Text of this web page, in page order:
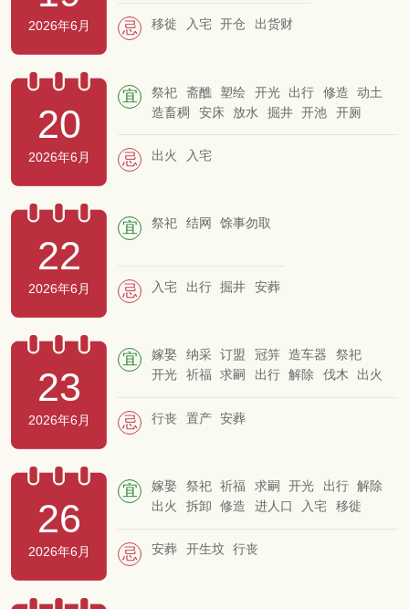
2026年6月 忌 移徙 入宅 开仓 出货财
20
2026年6月
宜 祭祀 斋醮 塑绘 开光 出行 修造
动土
造畜稠
安床 放水 掘井 开池
开厕
忌 出火 入宅
22
2026年6月
宜 祭祀 结网 馀事勿取
忌 入宅 出行 掘井 安葬
23
2026年6月
宜 嫁娶 纳采 订盟 冠笄 造车器
祭祀
开光
祈福 求嗣 出行 解除 伐木
出火
破土
忌 行丧 置产 安葬
26
2026年6月
宜 嫁娶 祭祀 祈福 求嗣 开光 出行 解除
出火
拆卸 修造 进人口 入宅
移徙
挂匾
造畜稠
忌 安葬 开生坟 行丧